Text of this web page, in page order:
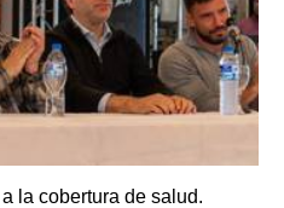
la cobertura de salud.